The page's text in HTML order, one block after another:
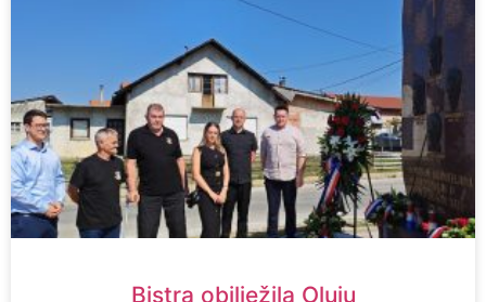
Bistra obilježila Oluju